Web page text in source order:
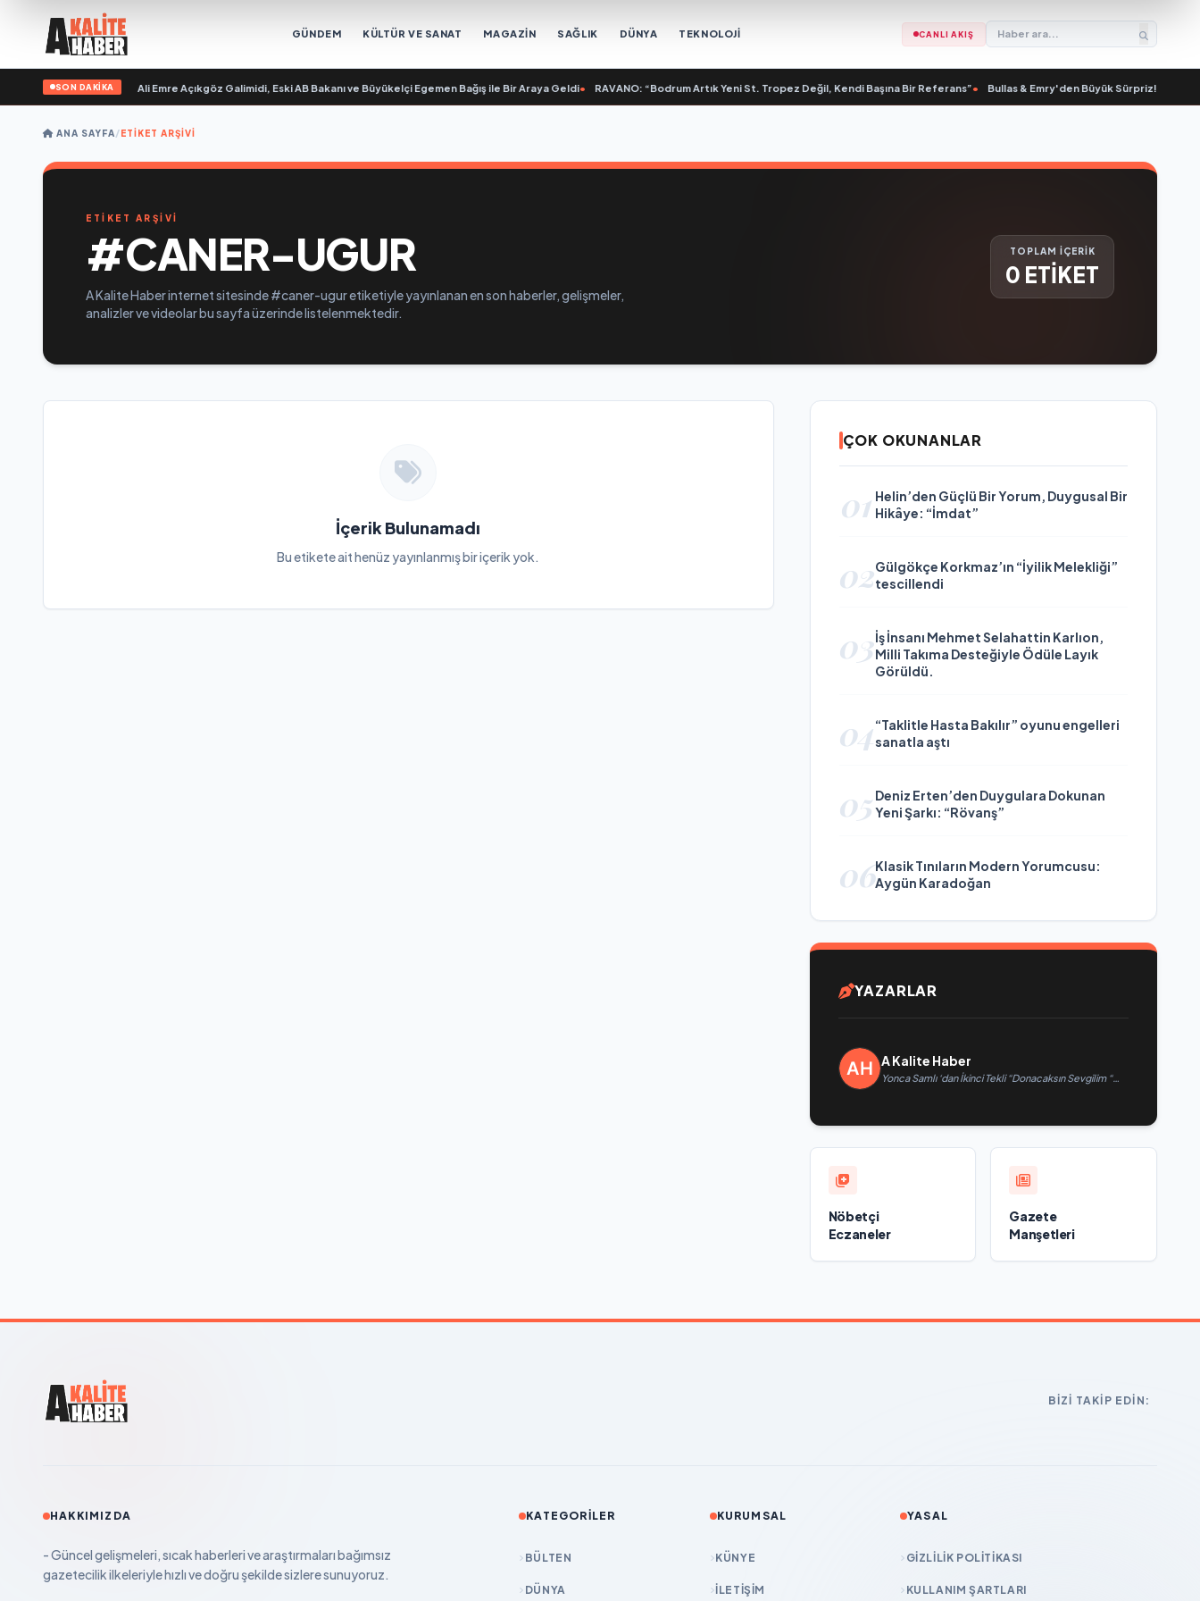
GÜNDEM KÜLTÜR VE SANAT MAGAZİN SAĞLIK DÜNYA TEKNOLOJİ CANLI AKIŞ
SON DAKİKA
Sevgilim “ yayımlandı• Ali Emre Açıkgöz Galimidi, Eski AB Bakanı ve Büyükelçi Egemen Bağış ile Bir Araya Geldi• RAVANO: “Bodrum Artık Yeni St. Tropez Değil, Kendi Başına Bir Referans”• Bullas & Emry'den Büyük Sürpriz! "Kaç
ANA SAYFA/ETIKET ARŞIVI
ETİKET ARŞİVİ
#CANER-UGUR
A Kalite Haber internet sitesinde #caner-ugur etiketiyle yayınlanan en son haberler, gelişmeler,
analizler ve videolar bu sayfa üzerinde listelenmektedir.
TOPLAM İÇERİK
0 ETİKET
İçerik Bulunamadı
Bu etikete ait henüz yayınlanmış bir içerik yok.
ÇOK OKUNANLAR
01 Helin’den Güçlü Bir Yorum, Duygusal Bir
Hikâye: “İmdat”
02Gülgökçe Korkmaz’ın “İyilik Melekliği”
tescillendi
03İş İnsanı Mehmet Selahattin Karlıon,
Milli Takıma Desteğiyle Ödüle Layık
Görüldü.
04“Taklitle Hasta Bakılır” oyunu engelleri
sanatla aştı
05 Deniz Erten’den Duygulara Dokunan
Yeni Şarkı: “Rövanş”
06Klasik Tınıların Modern Yorumcusu:
Aygün Karadoğan
YAZARLAR
A Kalite Haber
Yonca Samlı ‘dan İkinci Tekli “Donacaksın Sevgilim “
Nöbetçi
Eczaneler
Gazete
Manşetleri
BIZI TAKIP EDIN:
HAKKIMIZDA
- Güncel gelişmeleri, sıcak haberleri ve araştırmaları bağımsız
gazetecilik ilkeleriyle hızlı ve doğru şekilde sizlere sunuyoruz.
KATEGORILER
BÜLTEN
DÜNYA
KURUMSAL
KÜNYE
İLETIŞIM
YASAL
GIZLILIK POLITIKASI
KULLANIM ŞARTLARI